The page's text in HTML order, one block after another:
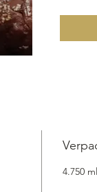
grüne
.Take
natur,
4.750 ml